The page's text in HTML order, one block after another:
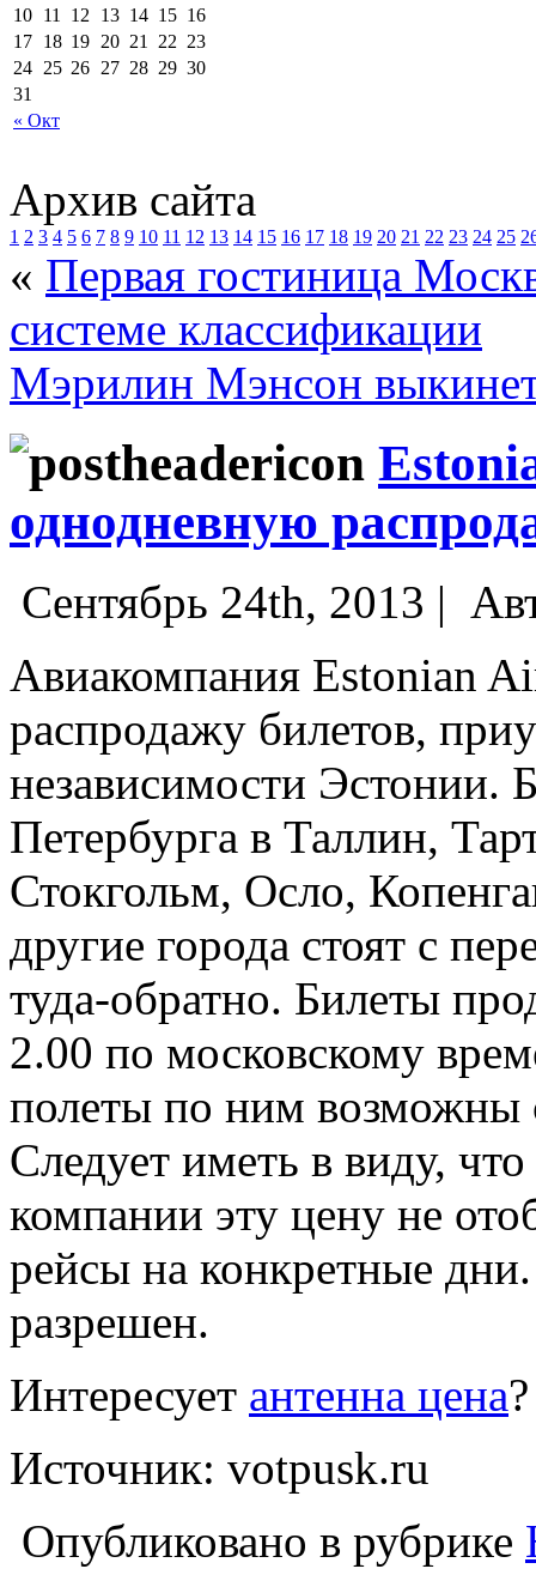
« Окт
10 11 12 13 14 15 16
17 18 19 20 21 22 23
24 25 26 27 28 29 30
31
Архив сайта
1 2 3 4 5 6 7 8 9 10 11 12 13 14 15 16 17 18 19 20 21 22 23 24 25
« Первая гостиница
системе классификации
Мэрилин Мэнсон выкинет
однодневную
Сентябрь 24th, 2013 |
Авиакомпания Estonian
распродажу билетов,
независимости
Петербурга в Таллин,
Стокгольм, Осло,
другие города стоят с
туда-обратно. Билеты
2.00 по московскому
полеты по ним возможны
Следует иметь в виду,
компании эту цену не
рейсы на конкретные
разрешен.
Интересует антенна цена?
Источник: votpusk.ru
Опубликовано в рубрике